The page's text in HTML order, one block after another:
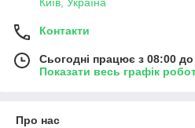
Контакти
Сьогодні працює з 08:00
Показати весь графік
Про нас